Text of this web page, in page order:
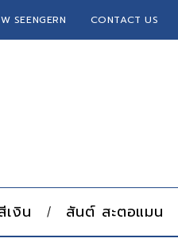
SEENGERN CONTACT US
เงิน สันต์ สะตอแมน